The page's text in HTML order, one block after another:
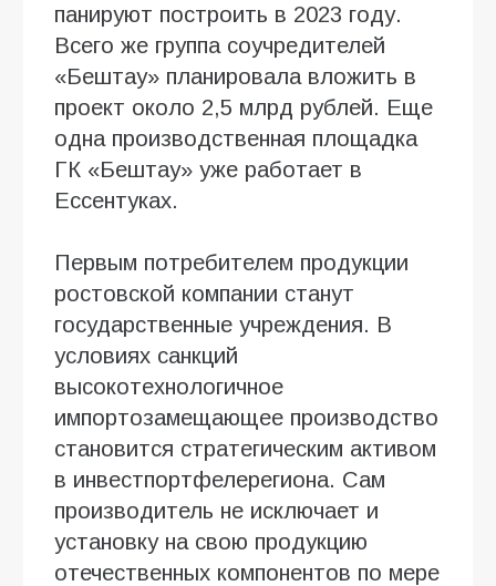
панируют построить в 2023 году.
Всего же группа соучредителей
«Бештау» планировала вложить в
проект около 2,5 млрд рублей. Еще
одна производственная площадка
ГК «Бештау» уже работает в
Ессентуках.
Первым потребителем продукции
ростовской компании станут
государственные учреждения. В
условиях санкций
высокотехнологичное
импортозамещающее производство
становится стратегическим активом
в инвестпортфелерегиона. Сам
производитель не исключает и
установку на свою продукцию
отечественных компонентов по мере